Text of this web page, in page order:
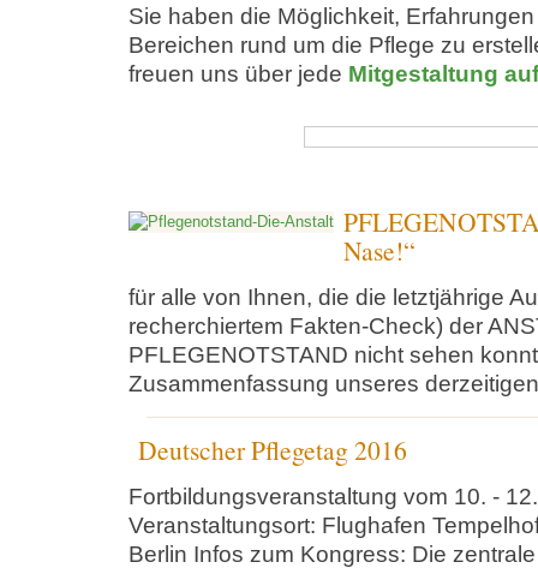
Sie haben die Möglichkeit,
Bereichen rund um die Pflege zu
freuen uns über jede Mitgestaltung
Nase!“
für alle von Ihnen, die die letztjährige
recherchiertem Fakten-Check) der
PFLEGENOTSTAND nicht sehen
Zusammenfassung unseres
Deutscher Pflegetag 2016
Fortbildungsveranstaltung vom 10. -
Veranstaltungsort: Flughafen
Berlin Infos zum Kongress: Die